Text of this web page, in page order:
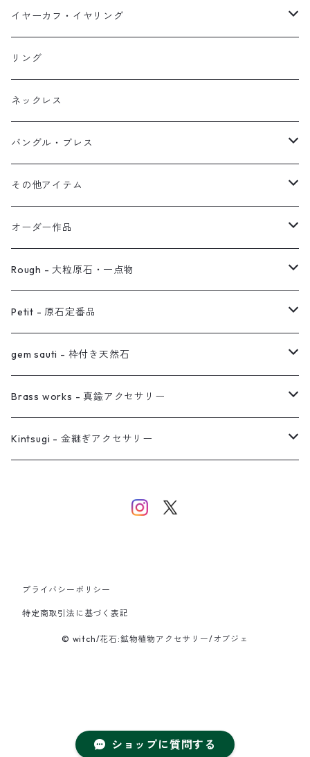
ショップに質問する
イヤーカフ
イヤリング
ネックレス
リング
ブレス
オブジェ
イヤーカフ
スタッド・一粒
フック・ぶら下がり
フープ
イヤーカフ・イヤリング
原石イヤーカフ
植物イヤーカフ
ぶら下がりイヤーカフ
2連イヤーカフ
イヤリング対応
ノンホールピアス
オーダー用ページ
真鍮イヤーカフ
リング
ネックレス
バングル・ブレス
ブレスレット
バングル
その他アイテム
ブローチ
ヘアアクセサリー
オーダー作品
リング
ネックレス
ピアス
イヤーカフ
バングル
Rough - 大粒原石・一点物
ピアス
リング
ネックレス
イヤーカフ
Petit - 原石定番品
ピアス
リング
ネックレス
gem sauti - 枠付き天然石
ピアス
ネックレス
Brass works - 真鍮アクセサリー
リング
バングル
Kintsugi - 金継ぎアクセサリー
プライバシーポリシー
特定商取引法に基づく表記
© witch/花石:鉱物植物アクセサリー/オブジェ